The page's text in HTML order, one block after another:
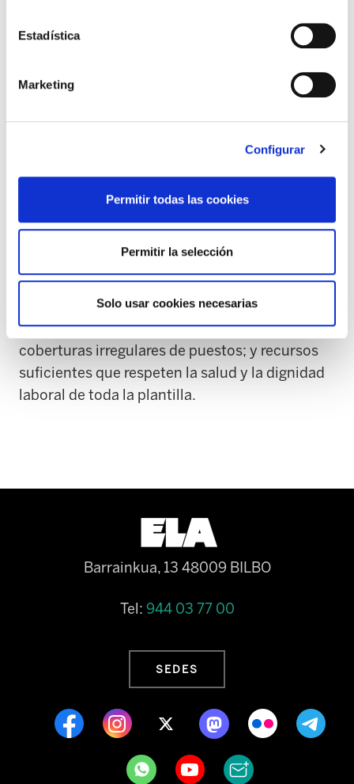
Estadística
Marketing
Configurar
Permitir todas las cookies
Permitir la selección
Solo usar cookies necesarias
presentado a la empresa por ELA, se ha logrado
acabar con la práctica de doblar turnos, algo
física y mental de la plantilla.
insuficiente.La falta de personal estructural en
todos los turnos y categorías, sumada al abuso
de las jornadas parciales, sigue impidiendo
los residentes. Por ello, exigimos a Sanitas
Loramendi: mejoras reales e inmediatas en la
organización del trabajo;
fin definitivo de la precariedad y de las
coberturas irregulares de puestos; y recursos
suficientes que respeten la salud y la dignidad
laboral de toda la plantilla.
Barrainkua, 13 48009 BILBO
Tel: 944 03 77 00
SEDES